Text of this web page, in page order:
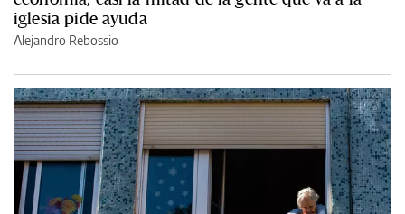
iglesia pide ayuda
Alejandro Rebossio